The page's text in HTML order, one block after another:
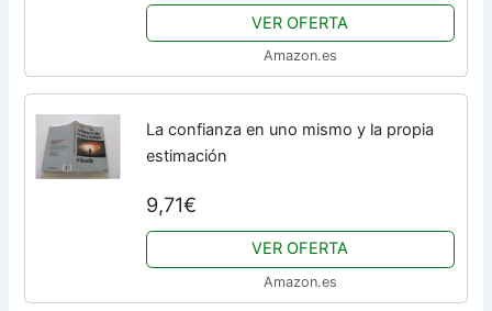
VER OFERTA
Amazon.es
La confianza en uno mismo y la propia
estimación
9,71€
VER OFERTA
Amazon.es